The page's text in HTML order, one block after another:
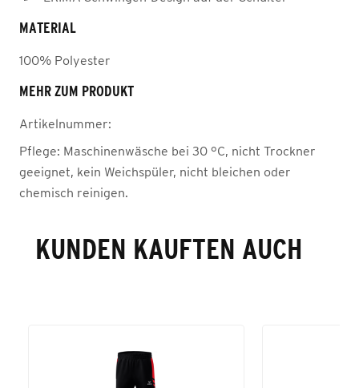
MATERIAL
100% Polyester
MEHR ZUM PRODUKT
Artikelnummer:
Pflege: Maschinenwäsche bei 30 °C, nicht Trockner
geeignet, kein Weichspüler, nicht bleichen oder
chemisch reinigen.
KUNDEN KAUFTEN AUCH